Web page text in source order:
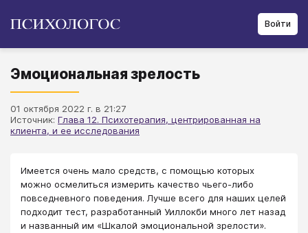
Войти
Эмоциональная зрелость
01 октября 2022 г. в 21:27
Источник: Глава 12. Психотерапия, центрированная на
клиента, и ее исследования
​Имеется очень мало средств, с помощью которых
можно осмелиться измерить качество чьего-либо
повседневного поведения. Лучше всего для наших целей
подходит тест, разработанный Уиллокби много лет назад
и названный им «Шкалой эмоциональной зрелости».